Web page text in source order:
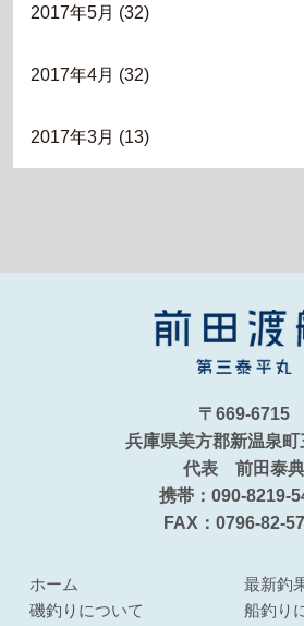
2017年5月 (32)
2017年4月 (32)
2017年3月 (13)
〒669-6715
兵庫県美方郡新温泉町
代表 前田泰典
携帯：090-8219-
FAX：0796-82-
ホーム
最新釣
磯釣りについて
船釣り